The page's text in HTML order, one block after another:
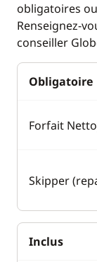
Pilote
Radar anti-
Sondeur
VHF
Cuisinière
Machine à
obligatoires
Renseignez-
conseiller
Obligatoire
Forfait
Skipper
Inclus